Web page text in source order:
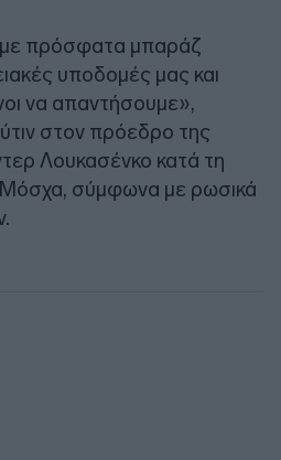
πρόσφατα μπαράζ
υποδομές μας και
να απαντήσουμε»,
στον πρόεδρο της
Λουκασένκο κατά τη
σύμφωνα με ρωσικά